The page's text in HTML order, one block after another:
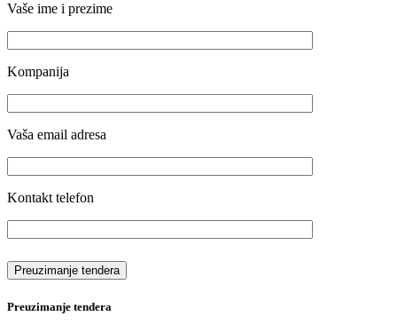
Vaše ime i prezime
Kompanija
Vaša email adresa
Kontakt telefon
Preuzimanje tendera